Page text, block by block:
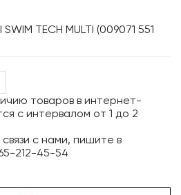
TECH MULTI (009071 551
товаров в интернет-
с интервалом от 1 до 2
с нами, пишите в
212-45-54